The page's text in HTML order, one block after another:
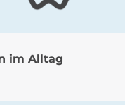
im Alltag